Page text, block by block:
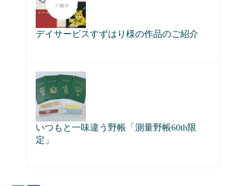
デイサービスすずはり様の作品のご紹介
いつもと一味違う野帳「測量野帳60th限
定」